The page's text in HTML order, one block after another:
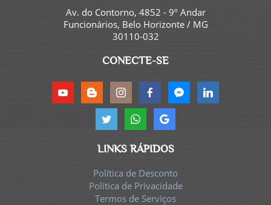
Av. do Contorno, 4852 - 9º Andar
Funcionários, Belo Horizonte / MG
30110-032
CONECTE-SE
LINKS RÁPIDOS
Política de Desconto
Política de Privacidade
Termos de Serviços